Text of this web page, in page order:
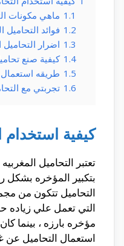
1.1 ماهي مكونات
1.2 فوائد التحاميل
1.3 اضرار التحاميل
1.4 كيفية صنع
1.5 طريقه استعمال
1.6 تجربتي مع
كيفية استخدام
تعتبر التحاميل
بتكبير المؤخره
التحاميل تتكون من
التي تعمل علي زياده
مؤخره بارزه ، بينما
استعمال التحاميل عن